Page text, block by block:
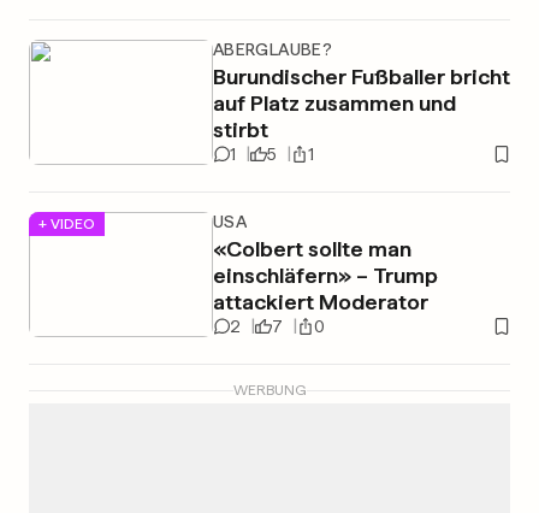
ABERGLAUBE?
Burundischer Fußballer bricht
auf Platz zusammen und
stirbt
1 5 1
+ VIDEO USA
«Colbert sollte man
einschläfern» – Trump
attackiert Moderator
2 7 0
WERBUNG